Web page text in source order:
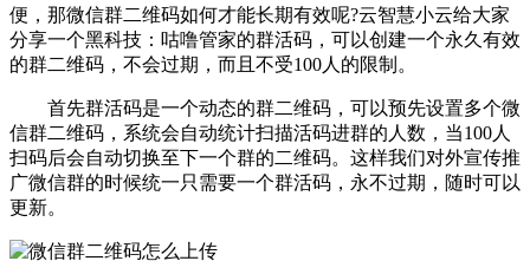
便，那微信群二维码如何才能长期有效呢?云智慧小云给大家
分享一个黑科技：咕噜管家的群活码，可以创建一个永久有效
的群二维码，不会过期，而且不受100人的限制。
首先群活码是一个动态的群二维码，可以预先设置多个微
信群二维码，系统会自动统计扫描活码进群的人数，当100人
扫码后会自动切换至下一个群的二维码。这样我们对外宣传推
广微信群的时候统一只需要一个群活码，永不过期，随时可以
更新。